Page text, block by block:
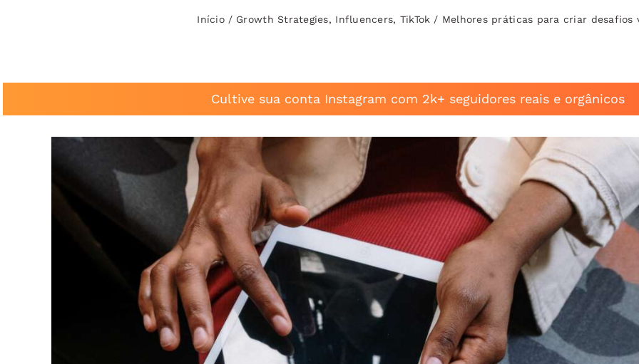
Início / Growth Strategies, Influencers, TikTok / Melhores práticas para criar desafios
Cultive sua conta Instagram com 2k+ seguidores reais e orgânicos